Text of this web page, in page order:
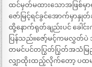
ထင်မှတ်မထားသောအဖြစ်မှ
ဇော်မြင့်ရင်ခွင်အောက်မှာနှု
ထို့နောက်ရုတ်ချည်းပင် ခေါ
ပြန်သည်။ဇော့်မင့်ကမလွှတ်ပဲ
တမင်ပင်တပြွတ်ပြွတ်အသံမ
လျှာထိုးထည့်လိုက်တော့ ပထ